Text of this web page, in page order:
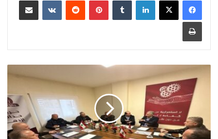
طباعة